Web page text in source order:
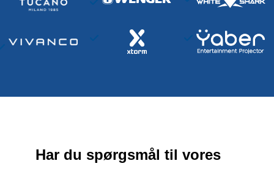
Har du spørgsmål til vores